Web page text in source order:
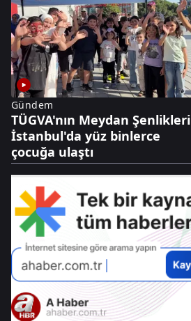
Gündem
TÜGVA'nın Meydan Şenlikleri
İstanbul'da yüz binlerce
çocuğa ulaştı